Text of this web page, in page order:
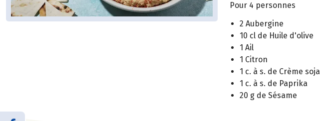
Pour 4 personnes
2 Aubergine
10 cl de Huile d'olive
1 Ail
1 Citron
1 c. à s. de Crème soja
1 c. à s. de Paprika
20 g de Sésame